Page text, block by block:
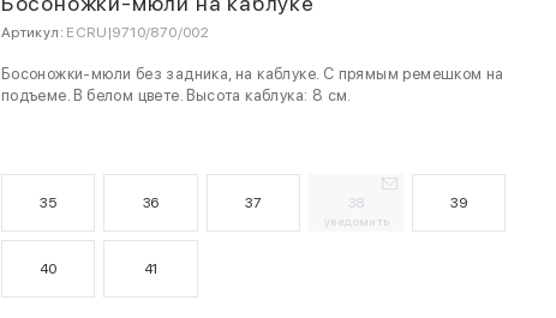
Артикул: ECRU|9710/870/002
Босоножки-мюли без задника, на каблуке. С прямым ремешком на
подъеме. В белом цвете. Высота каблука: 8 см.
35 36 37 38
уведомить
39
40 41